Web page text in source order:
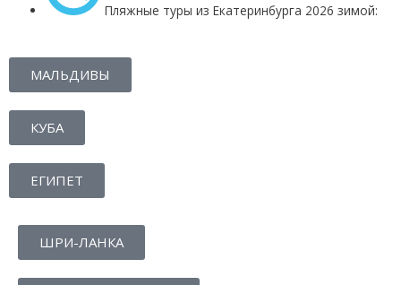
Пляжные туры из Екатеринбурга 2026 зимой:
МАЛЬДИВЫ
КУБА
ЕГИПЕТ
ШРИ-ЛАНКА